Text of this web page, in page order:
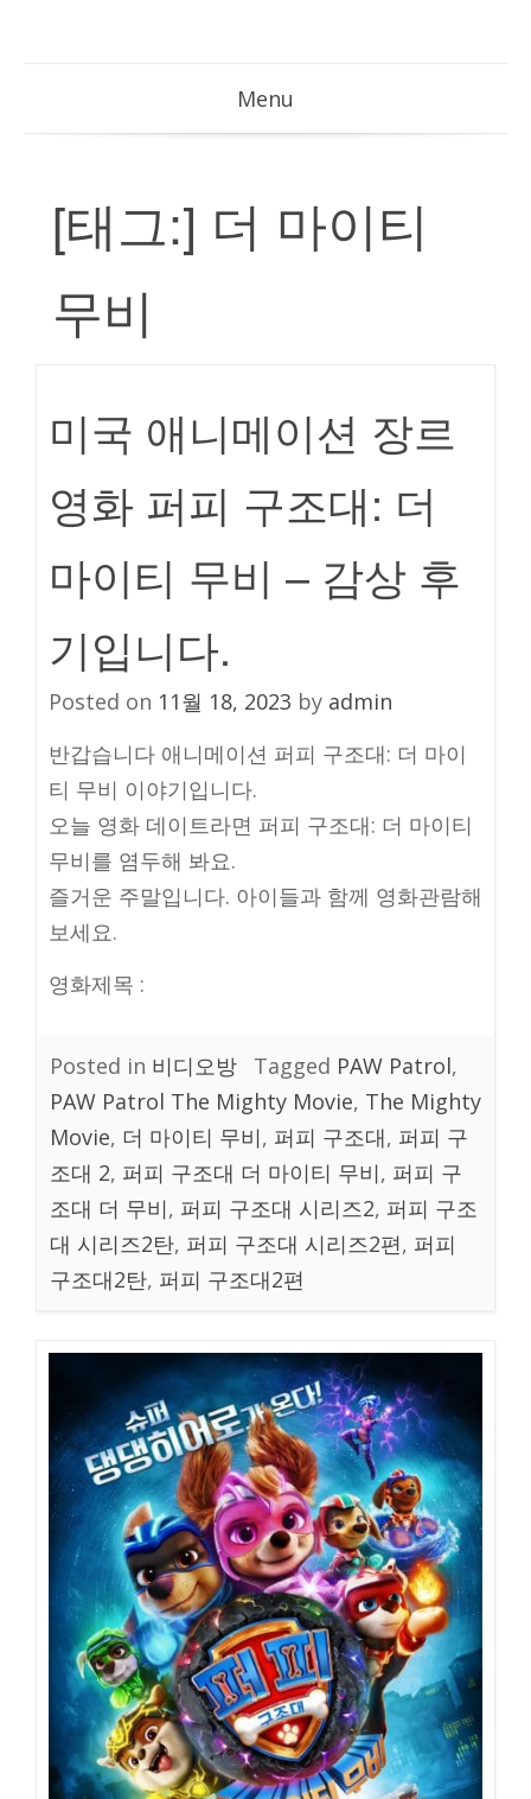
Menu
[태그:] 더 마이티
무비
미국 애니메이션 장르
영화 퍼피 구조대: 더
마이티 무비 – 감상 후
기입니다.
Posted on 11월 18, 2023 by admin
반갑습니다 애니메이션 퍼피 구조대: 더 마이
티 무비 이야기입니다.
오늘 영화 데이트라면 퍼피 구조대: 더 마이티
무비를 염두해 봐요.
즐거운 주말입니다. 아이들과 함께 영화관람해
보세요.
영화제목 :
Posted in 비디오방 Tagged PAW Patrol,
PAW Patrol The Mighty Movie, The Mighty
Movie, 더 마이티 무비, 퍼피 구조대, 퍼피 구
조대 2, 퍼피 구조대 더 마이티 무비, 퍼피 구
조대 더 무비, 퍼피 구조대 시리즈2, 퍼피 구조
대 시리즈2탄, 퍼피 구조대 시리즈2편, 퍼피
구조대2탄, 퍼피 구조대2편